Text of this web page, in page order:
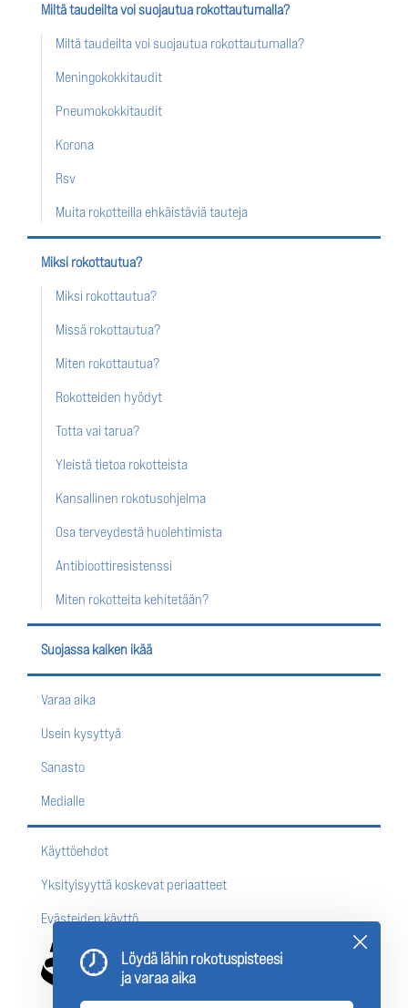
Löydä lähin rokotuspisteesi
ja varaa aika
Miltä taudeilta voi suojautua rokottautumalla?
Miltä taudeilta voi suojautua rokottautumalla?
Meningokokkitaudit
Pneumokokkitaudit
Korona
Rsv
Muita rokotteilla ehkäistäviä tauteja
Miksi rokottautua?
Miksi rokottautua?
Missä rokottautua?
Miten rokottautua?
Rokotteiden hyödyt
Totta vai tarua?
Yleistä tietoa rokotteista
Kansallinen rokotusohjelma
Osa terveydestä huolehtimista
Antibioottiresistenssi
Miten rokotteita kehitetään?
Suojassa kaiken ikää
Varaa aika
Usein kysyttyä
Sanasto
Medialle
Käyttöehdot
Yksityisyyttä koskevat periaatteet
Evästeiden käyttö